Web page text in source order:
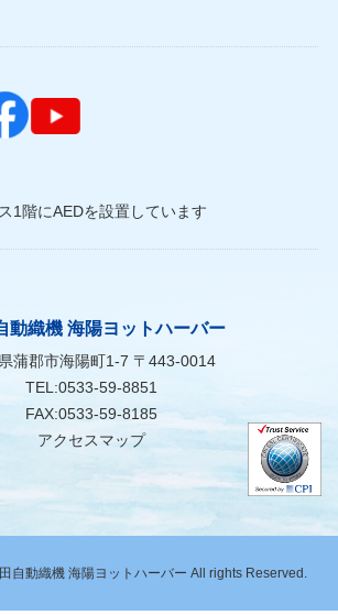
1階にAEDを設置しています
動織機 海陽ヨットハーバー
蒲郡市海陽町1-7 〒443-0014
TEL:0533-59-8851
FAX:0533-59-8185
アクセスマップ
自動織機 海陽ヨットハーバー All rights Reserved.